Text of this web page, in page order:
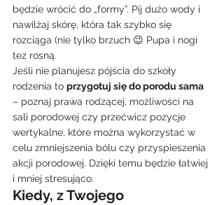
będzie wrócić do „formy”. Pij dużo wody i
nawilżaj skórę, która tak szybko się
rozciąga (nie tylko brzuch 😉 Pupa i nogi
tez rosną.
Jeśli nie planujesz pójścia do szkoły
rodzenia to przygotuj się do porodu sama
– poznaj prawa rodzącej, możliwości na
sali porodowej czy przećwicz pozycje
wertykalne, które można wykorzystać w
celu zmniejszenia bólu czy przyspieszenia
akcji porodowej. Dzięki temu będzie łatwiej
i mniej stresująco.
Kiedy, z Twojego